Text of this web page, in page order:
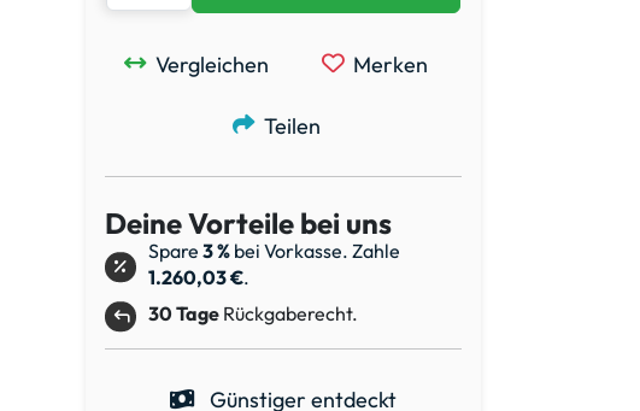
Vergleichen Merken
Teilen
Deine Vorteile bei uns
Spare 3 % bei Vorkasse. Zahle
1.260,03 €.
30 Tage Rückgaberecht.
Günstiger entdeckt